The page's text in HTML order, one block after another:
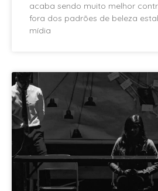
acaba sendo muito melhor
fora dos padrões de beleza
mídia